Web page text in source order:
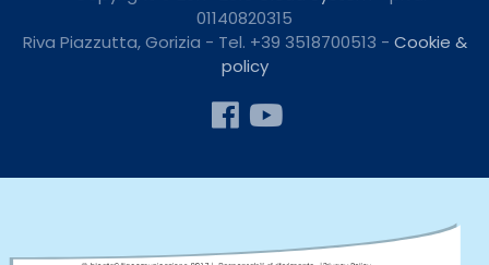
01140820315
Riva Piazzutta, Gorizia - Tel. +39 3518700513 - Cookie &
policy